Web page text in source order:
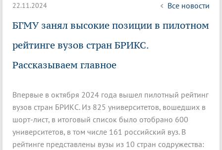
22.11.2024 Все новости
БГМУ занял высокие позиции в пилотном
рейтинге вузов стран БРИКС.
Рассказываем главное
Впервые в октября 2024 года вышел пилотный рейтинг
вузов стран БРИКС. Из 825 университетов, вошедших в
шорт-лист, в итоговый список было отобрано 600
университетов, в том числе 161 российский вуз. В
рейтинге представлены вузы из 10 стран содружества: